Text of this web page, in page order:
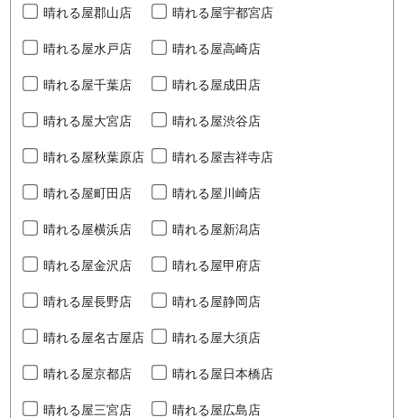
晴れる屋郡山店 晴れる屋宇都宮店
晴れる屋水戸店 晴れる屋高崎店
晴れる屋千葉店 晴れる屋成田店
晴れる屋大宮店 晴れる屋渋谷店
晴れる屋秋葉原店 晴れる屋吉祥寺店
晴れる屋町田店 晴れる屋川崎店
晴れる屋横浜店 晴れる屋新潟店
晴れる屋金沢店 晴れる屋甲府店
晴れる屋長野店 晴れる屋静岡店
晴れる屋名古屋店 晴れる屋大須店
晴れる屋京都店 晴れる屋日本橋店
晴れる屋三宮店 晴れる屋広島店